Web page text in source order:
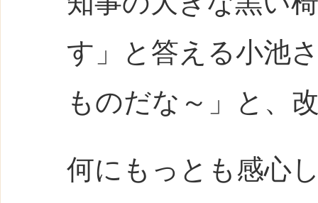
す」と答える小池
ものだな～」と、
何にもっとも感心